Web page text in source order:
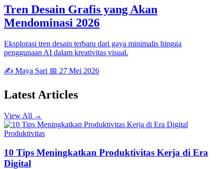
Tren Desain Grafis yang Akan
Mendominasi 2026
Eksplorasi tren desain terbaru dari gaya minimalis hingga
penggunaan AI dalam kreativitas visual.
✍️ Maya Sari 📅 27 Mei 2026
Latest Articles
View All →
Produktivitas
10 Tips Meningkatkan Produktivitas Kerja di Era
Digital